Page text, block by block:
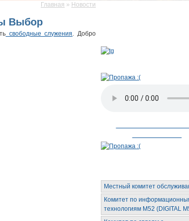
Главная » Новости
Выбор
свободные служения. Добро
Местный комитет
Комитет по
технологиям М52 (DIGITAL